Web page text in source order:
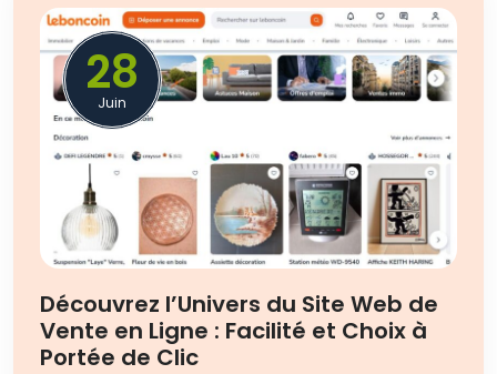
28
Juin
Découvrez l’Univers du Site Web de
Vente en Ligne : Facilité et Choix à
Portée de Clic